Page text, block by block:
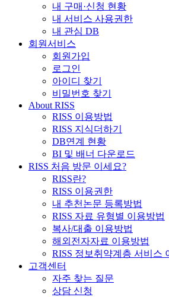
내 구매·신청 현황
내 서비스 사용권한
내 관심 DB
회원서비스
회원가입
로그인
아이디 찾기
비밀번호 찾기
About RISS
RISS 이용방법
RISS 지식더하기
DB연계 현황
BI 및 배너 다운로드
RISS 처음 방문 이세요?
RISS란?
RISS 이용권한
내 추천논문 등록방법
RISS 자료 유형별 이용방법
복사/대출 이용방법
해외전자자료 이용방법
RISS 정보취약계층 서비스
고객센터
자주 찾는 질문
상담 신청